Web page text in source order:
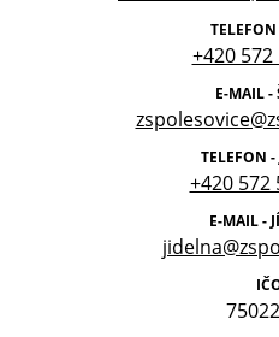
+420 572
E-MAIL -
TELEFON
+420 572
E-MAIL -